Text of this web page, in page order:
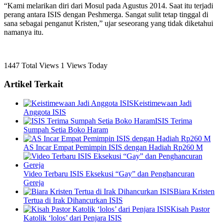
“Kami melarikan diri dari Mosul pada Agustus 2014. Saat itu terjadi
perang antara ISIS dengan Peshmerga. Sangat sulit tetap tinggal di
sana sebagai penganut Kristen,” ujar seseorang yang tidak diketahui
namanya itu.
1447 Total Views 1 Views Today
Artikel Terkait
Keistimewaan Jadi
Anggota ISIS
ISIS Terima
Sumpah Setia Boko Haram
AS Incar Empat Pemimpin ISIS dengan Hadiah Rp260 M
Video Terbaru ISIS Eksekusi “Gay” dan Penghancuran
Gereja
Biara Kristen
Tertua di Irak Dihancurkan ISIS
Kisah Pastor
Katolik ‘lolos’ dari Penjara ISIS